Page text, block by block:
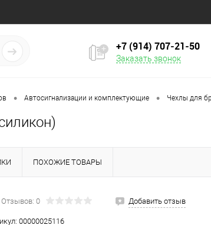
+7 (914) 707‒21‒50
Заказать звонок
• Автосигнализации и комплектующие • Чехлы для
ПОХОЖИЕ ТОВАРЫ
Отзывов: 0 Добавить отзыв
00000025116